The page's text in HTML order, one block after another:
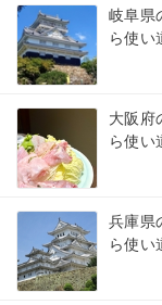
岐阜県
ら使い
大阪府
ら使い
兵庫県
ら使い